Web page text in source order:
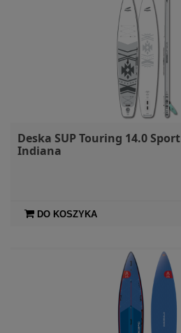
Deska SUP Touring 14.0 Sport
Indiana
DO KOSZYKA